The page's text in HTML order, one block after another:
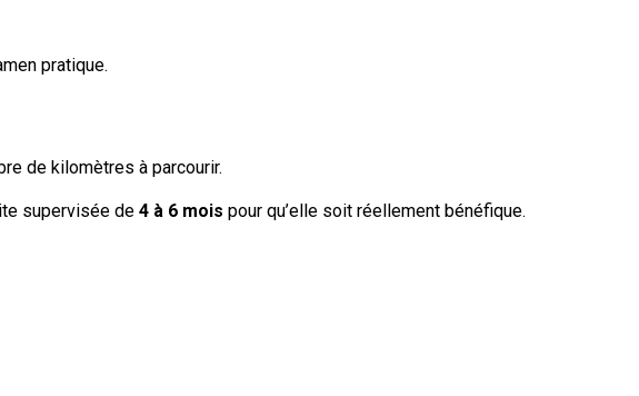
pratique.
de kilomètres à parcourir.
supervisée de 4 à 6 mois pour qu’elle soit réellement bénéfique.